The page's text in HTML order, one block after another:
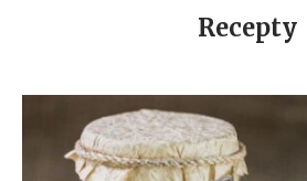
Recepty